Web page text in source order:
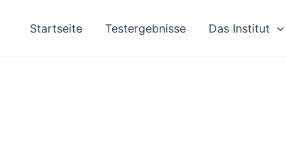
Startseite Testergebnisse Das Institut